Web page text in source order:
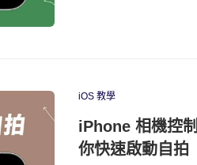
iOS 教學
iPhone 相機控
你快速啟動自拍